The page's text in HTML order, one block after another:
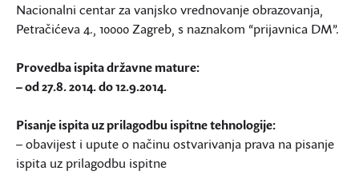
Nacionalni centar za vanjsko vrednovanje obrazovanja,
Petračićeva 4., 10000 Zagreb, s naznakom “prijavnica DM”.
Provedba ispita državne mature:
– od 27.8. 2014. do 12.9.2014.
Pisanje ispita uz prilagodbu ispitne tehnologije:
– obavijest i upute o načinu ostvarivanja prava na pisanje
ispita uz prilagodbu ispitne